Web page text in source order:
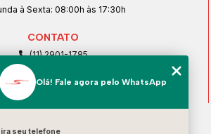
à Sexta: 08:00h às 17:30h
CONTATO
(11) 2901-1785
(11) 99239-1832
Olá! Fale agora pelo WhatsApp
seu telefone